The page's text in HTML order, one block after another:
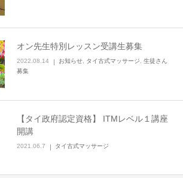
オン先生特別レッスン受講生募集
2022.08.14 お知らせ タイ古式マッサージ
生徒さん
募集
【タイ政府認定資格】 ITMレベル１講座
開講
2021.06.7 タイ古式マッサージ